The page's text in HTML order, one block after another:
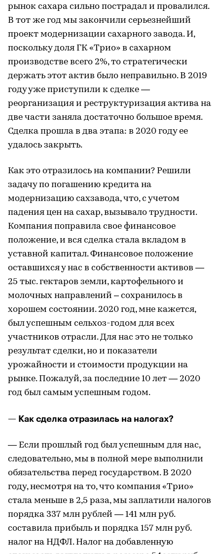
рынок сахара сильно пострадал и провалился.
В тот же год мы закончили серьезнейший
проект модернизации сахарного завода. И,
поскольку доля ГК «Трио» в сахарном
производстве всего 2%, то стратегически
держать этот актив было неправильно. В 2019
году уже приступили к сделке —
реорганизация и реструктуризация актива на
две части заняла достаточно большое время.
Сделка прошла в два этапа: в 2020 году ее
удалось закрыть.
Как это отразилось на компании? Решили
задачу по погашению кредита на
модернизацию сахзавода, что, с учетом
падения цен на сахар, вызывало трудности.
Компания поправила свое финансовое
положение, и вся сделка стала вкладом в
уставной капитал. Финансовое положение
оставшихся у нас в собственности активов —
25 тыс. гектаров земли, картофельного и
молочных направлений – сохранилось в
хорошем состоянии. 2020 год, мне кажется,
был успешным сельхоз-годом для всех
участников отрасли. Для нас это не только
результат сделки, но и показатели
урожайности и стоимости продукции на
рынке. Пожалуй, за последние 10 лет — 2020
год был самым успешным годом.
— Как сделка отразилась на налогах?
— Если прошлый год был успешным для нас,
следовательно, мы в полной мере выполнили
обязательства перед государством. В 2020
году, несмотря на то, что компания «Трио»
стала меньше в 2,5 раза, мы заплатили налогов
порядка 337 млн рублей — 141 млн руб.
составила прибыль и порядка 157 млн руб.
налог на НДФЛ. Налог на добавленную